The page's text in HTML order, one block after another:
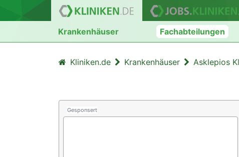
Krankenhäuser Fachabteilungen
Kliniken.de Krankenhäuser Asklepios
Gesponsert